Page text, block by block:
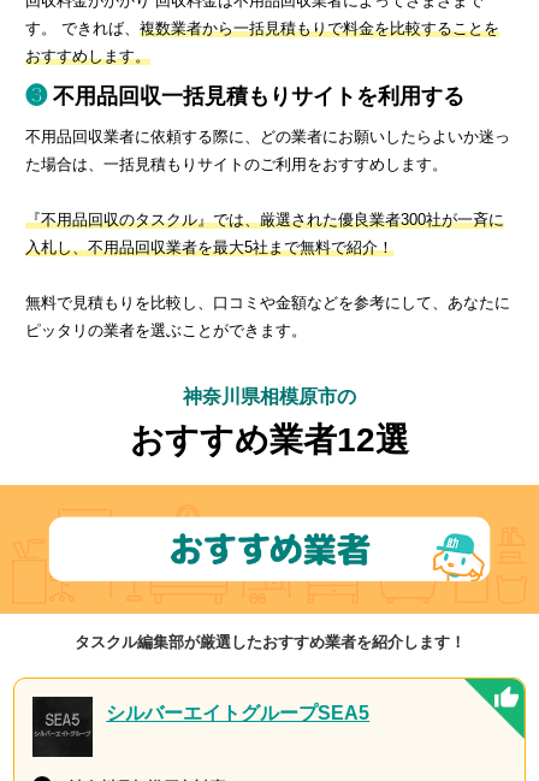
す。 できれば、 複数業者から一括見積もりで料金を比較することを
おすすめします。
不用品回収一括見積もりサイトを利用する
不用品回収業者に依頼する際に、どの業者にお願いしたらよいか迷っ
た場合は、一括見積もりサイトのご利用をおすすめします。
『不用品回収のタスクル』では、厳選された優良業者300社が一斉に
入札し、不用品回収業者を最大5社まで無料で紹介！
無料で見積もりを比較し、口コミや金額などを参考にして、あなたに
ピッタリの業者を選ぶことができます。
神奈川県相模原市の
おすすめ業者12選
タスクル編集部が厳選したおすすめ業者を紹介します！
シルバーエイトグループSEA5